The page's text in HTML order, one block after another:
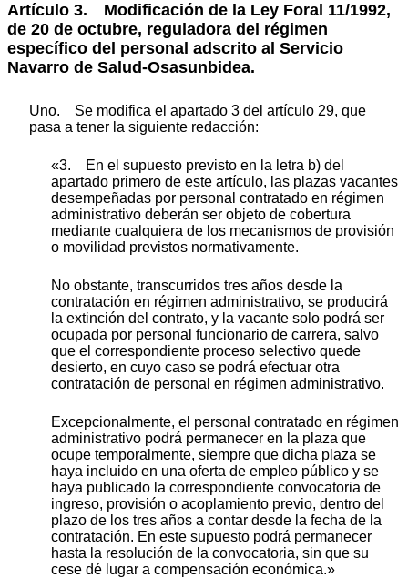
Artículo 3. Modificación de la Ley Foral 11/1992,
de 20 de octubre, reguladora del régimen
específico del personal adscrito al Servicio
Navarro de Salud-Osasunbidea.
Uno. Se modifica el apartado 3 del artículo 29, que
pasa a tener la siguiente redacción:
«3. En el supuesto previsto en la letra b) del
apartado primero de este artículo, las plazas vacantes
desempeñadas por personal contratado en régimen
administrativo deberán ser objeto de cobertura
mediante cualquiera de los mecanismos de provisión
o movilidad previstos normativamente.
No obstante, transcurridos tres años desde la
contratación en régimen administrativo, se producirá
la extinción del contrato, y la vacante solo podrá ser
ocupada por personal funcionario de carrera, salvo
que el correspondiente proceso selectivo quede
desierto, en cuyo caso se podrá efectuar otra
contratación de personal en régimen administrativo.
Excepcionalmente, el personal contratado en régimen
administrativo podrá permanecer en la plaza que
ocupe temporalmente, siempre que dicha plaza se
haya incluido en una oferta de empleo público y se
haya publicado la correspondiente convocatoria de
ingreso, provisión o acoplamiento previo, dentro del
plazo de los tres años a contar desde la fecha de la
contratación. En este supuesto podrá permanecer
hasta la resolución de la convocatoria, sin que su
cese dé lugar a compensación económica.»